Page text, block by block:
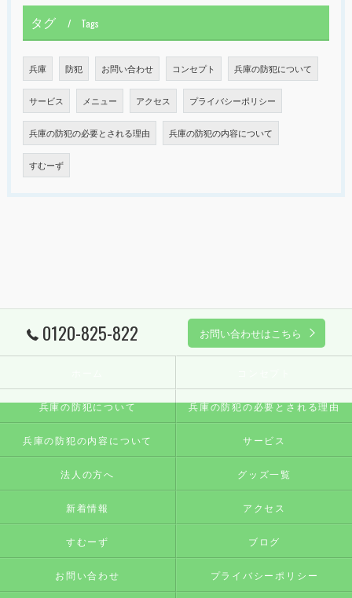
タグ Tags
兵庫 防犯 お問い合わせ コンセプト 兵庫の防犯について
サービス メニュー アクセス プライバシーポリシー
兵庫の防犯の必要とされる理由 兵庫の防犯の内容について
すむーず
0120-825-822 お問い合わせはこちら
兵庫の防犯について 兵庫の防犯の必要とされる理由
兵庫の防犯の内容について サービス
法人の方へ グッズ一覧
新着情報 アクセス
すむーず ブログ
お問い合わせ プライバシーポリシー